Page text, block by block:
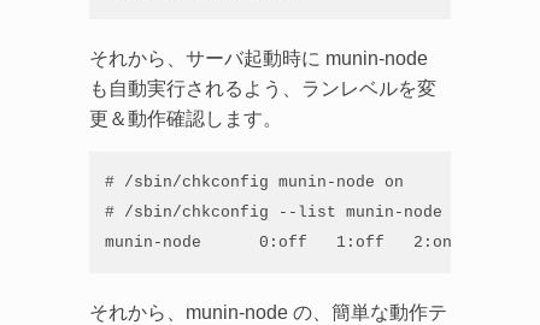
それから、サーバ起動時に munin-node
も自動実行されるよう、ランレベルを変
更＆動作確認します。
# /sbin/chkconfig munin-node on
# /sbin/chkconfig --list munin-node
munin-node      0:off   1:off   2:on
それから、munin-node の、簡単な動作テ